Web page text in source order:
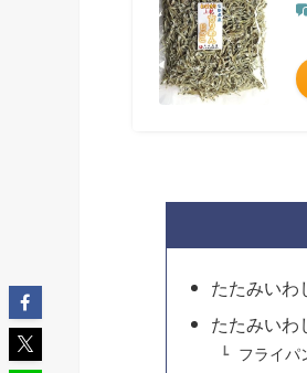
たたみいわ
たたみいわ
フライパ